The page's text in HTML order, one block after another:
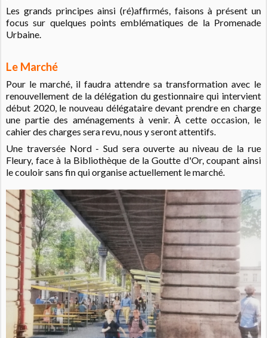
Les grands principes ainsi (ré)affirmés, faisons à présent un
focus sur quelques points emblématiques de la Promenade
Urbaine.
Le Marché
Pour le marché, il faudra attendre sa transformation avec le
renouvellement de la délégation du gestionnaire qui intervient
début 2020, le nouveau délégataire devant prendre en charge
une partie des aménagements à venir. À cette occasion, le
cahier des charges sera revu, nous y seront attentifs.
Une traversée Nord - Sud sera ouverte au niveau de la rue
Fleury, face à la Bibliothèque de la Goutte d'Or, coupant ainsi
le couloir sans fin qui organise actuellement le marché.